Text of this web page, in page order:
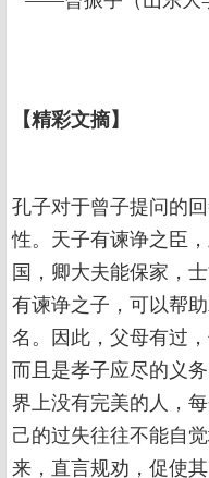
【精彩文摘】
孔子对于曾子提问的
性。天子有谏诤之臣
国，卿大夫能保家，
有谏诤之子，可以帮
名。因此，父母有过
而且是孝子应尽的义
界上没有完美的人，
己的过失往往不能自
来，直言规劝，促使